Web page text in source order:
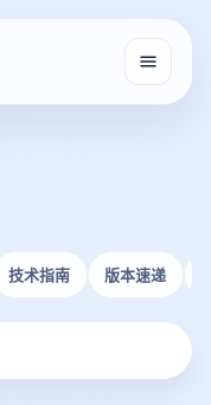
技术指南 版本速递